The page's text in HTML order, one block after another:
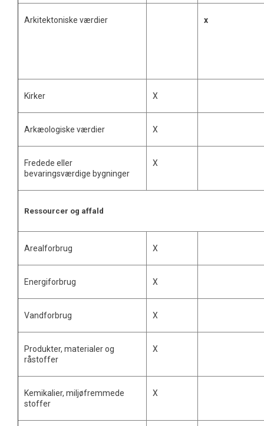
Arkitektoniske værdier x
Kirker X
Arkæologiske værdier X
Fredede eller
bevaringsværdige bygninger
X
Ressourcer og affald
Arealforbrug X
Energiforbrug X
Vandforbrug X
Produkter, materialer og
råstoffer
X
Kemikalier, miljøfremmede
stoffer
X